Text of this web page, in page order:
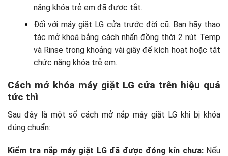
năng khóa trẻ em đã được tắt.
Đối với máy giặt LG cửa trước đời cũ. Bạn hãy thao
tác mở khoá bằng cách nhấn đồng thời 2 nút Temp
và Rinse trong khoảng vài giây để kích hoạt hoặc tắt
chức năng khóa trẻ em.
Cách mở khóa máy giặt LG cửa trên hiệu quả
tức thì
Sau đây là một số cách mở nắp máy giặt LG khi bị khóa
đúng chuẩn:
Kiểm tra nắp máy giặt LG đã được đóng kín chưa: Nếu